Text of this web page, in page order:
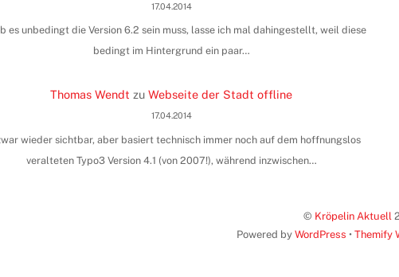
17.04.2014
es unbedingt die Version 6.2 sein muss, lasse ich mal dahingestellt, weil diese
bedingt im Hintergrund ein paar…
Thomas Wendt zuWebseite der Stadt offline
17.04.2014
wieder sichtbar, aber basiert technisch immer noch auf dem hoffnungslos
veralteten Typo3 Version 4.1 (von 2007!), während inzwischen…
© Kröpelin Aktuell
Powered by WordPress • Themify